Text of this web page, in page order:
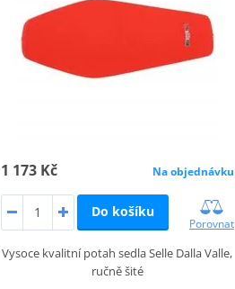
1 173 Kč Na objednávku
Do košíku
Porovnat
Vysoce kvalitní potah sedla Selle Dalla Valle,
ručně šité